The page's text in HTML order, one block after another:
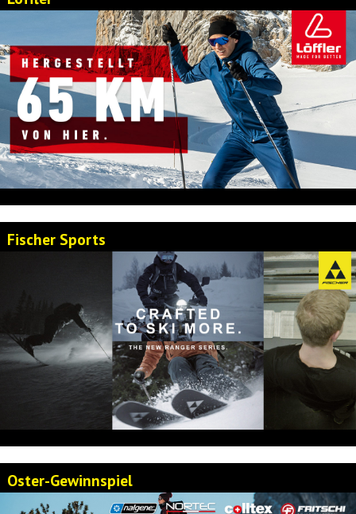
Fischer Sports
Oster-Gewinnspiel